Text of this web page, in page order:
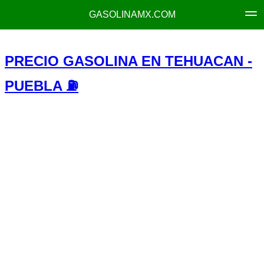
GASOLINAMX.COM
PRECIO GASOLINA EN TEHUACAN -
PUEBLA ⛽